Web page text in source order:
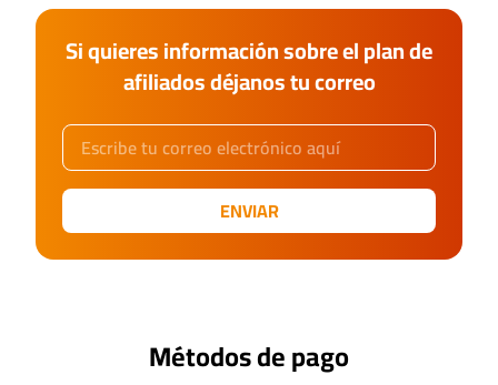
Si quieres información sobre el plan de
afiliados déjanos tu correo
ENVIAR
Métodos de pago